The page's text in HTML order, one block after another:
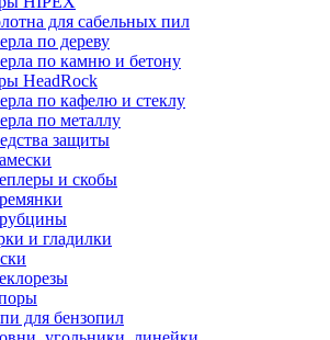
для сабельных пил
по дереву
по камню и бетону
HeadRock
по кафелю и стеклу
по металлу
защиты
и скобы
и гладилки
для бензопил